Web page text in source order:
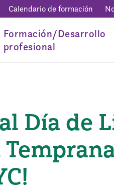
Calendario de formación
Formación/Desarrollo
profesional
al Día de